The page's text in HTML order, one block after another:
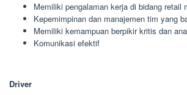
Memiliki pengalaman kerja di bidang retail
Kepemimpinan dan manajemen tim yang
Memiliki kemampuan berpikir kritis dan
Komunikasi efektif
Driver